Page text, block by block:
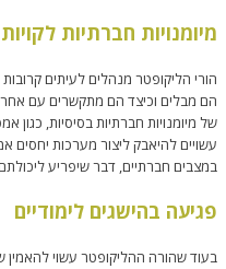
מיומנויות חברתיות לקויות
הורי הליקופטר מנהלים לעיתים
הם מבלים וכיצד הם מתקשרים עם
של מיומנויות חברתיות בסיסיות, כגון
עשויים להיאבק ליצור מערכות יחסים
במצבים חברתיים, דבר שיפריע
פגיעה בהישגים לימודיים
בעוד שהורה ההליקופטר עשוי